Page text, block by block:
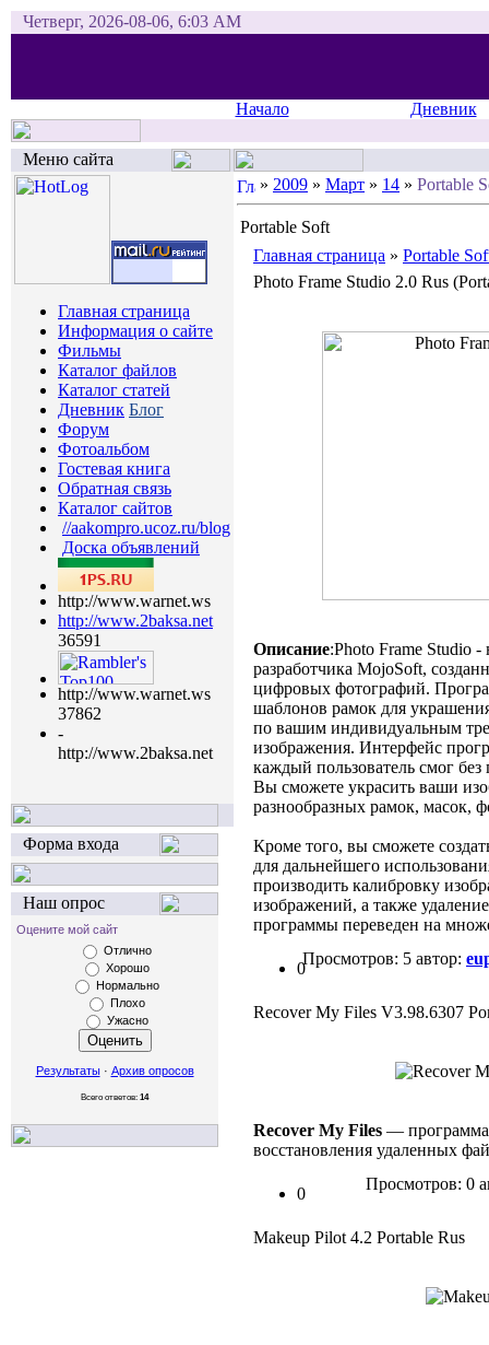
Четверг, 2026-08-06, 6:03 AM
Начало Дневник
Меню сайта
Главная страница
Информация о сайте
Фильмы
Каталог файлов
Каталог статей
Дневник Блог
Форум
Фотоальбом
Гостевая книга
Обратная связь
Каталог сайтов
//aakompro.ucoz.ru/blog
Доска объявлений
http://www.warnet.ws
http://www.2baksa.net
36591
http://www.warnet.ws
37862
-
http://www.2baksa.net
Форма входа
Наш опрос
Оцените мой сайт
Отлично
Хорошо
Нормально
Плохо
Ужасно
Результаты· Архив опросов
Всего ответов: 14
» 2009 » Март » 14 » Portable
Portable Soft
Главная страница » Portable
Photo Frame Studio 2.0 Rus
Описание:Photo Frame Studio
разработчика MojoSoft,
цифровых фотографий.
шаблонов рамок для
по вашим индивидуальным
изображения. Интерфейс
каждый пользователь смог
Вы сможете украсить ваши
разнообразных рамок, масок,
Кроме того, вы сможете
для дальнейшего
производить калибровку
изображений, а также
программы переведен на
0
Просмотров: 5 автор:
Recover My Files V3.98.6307
Recover My Files —
восстановления удаленных
0
Просмотров: 0
Makeup Pilot 4.2 Portable Rus